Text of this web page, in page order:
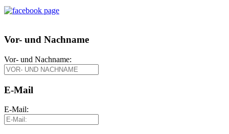
Vor- und Nachname
Vor- und Nachname:
E-Mail
E-Mail: